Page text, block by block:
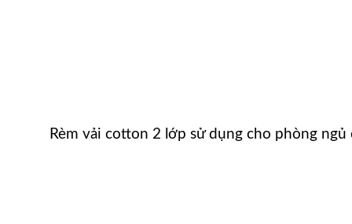
Rèm vải cotton 2 lớp sử dụng cho phòng ngủ